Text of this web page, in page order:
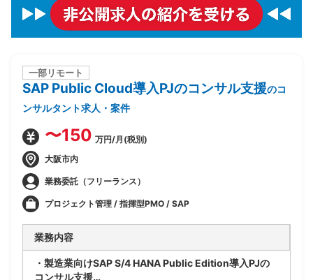
一部リモート
SAP Public Cloud導入PJのコンサル支援のコ
ンサルタント求人・案件
〜150 万円/月(税別)
大阪市内
業務委託（フリーランス）
プロジェクト管理 / 指揮型PMO / SAP
業務内容
・製造業向けSAP S/4 HANA Public Edition導入PJの
コンサル支援